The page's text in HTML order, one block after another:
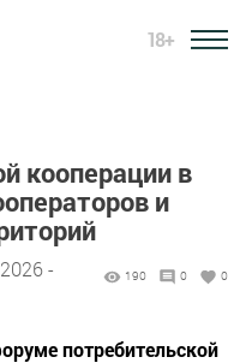
18+
кооперации в
и
-
190 0 0
потребительской